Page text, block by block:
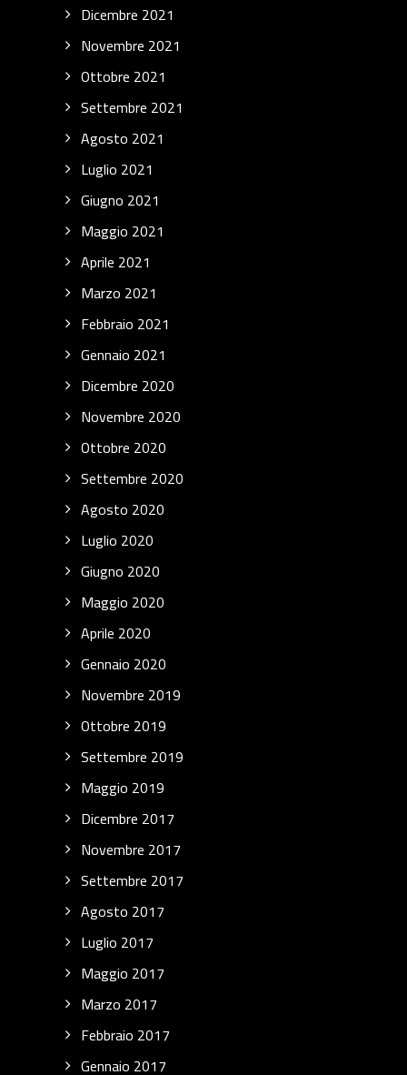
Dicembre 2021
Novembre 2021
Ottobre 2021
Settembre 2021
Agosto 2021
Luglio 2021
Giugno 2021
Maggio 2021
Aprile 2021
Marzo 2021
Febbraio 2021
Gennaio 2021
Dicembre 2020
Novembre 2020
Ottobre 2020
Settembre 2020
Agosto 2020
Luglio 2020
Giugno 2020
Maggio 2020
Aprile 2020
Gennaio 2020
Novembre 2019
Ottobre 2019
Settembre 2019
Maggio 2019
Dicembre 2017
Novembre 2017
Settembre 2017
Agosto 2017
Luglio 2017
Maggio 2017
Marzo 2017
Febbraio 2017
Gennaio 2017